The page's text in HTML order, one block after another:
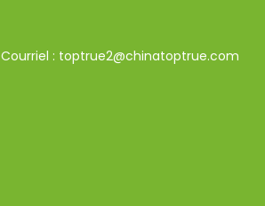
Courriel : toptrue2@chinatoptrue.com